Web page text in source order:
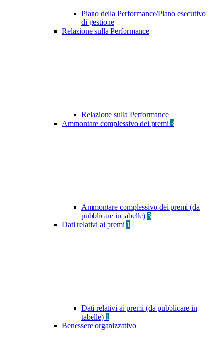
Piano della Performance/Piano esecutivo
di gestione
Relazione sulla Performance
Relazione sulla Performance
Ammontare complessivo dei premi 3
Ammontare complessivo dei premi (da
pubblicare in tabelle) 3
Dati relativi ai premi 1
Dati relativi ai premi (da pubblicare in
tabelle) 1
Benessere organizzativo